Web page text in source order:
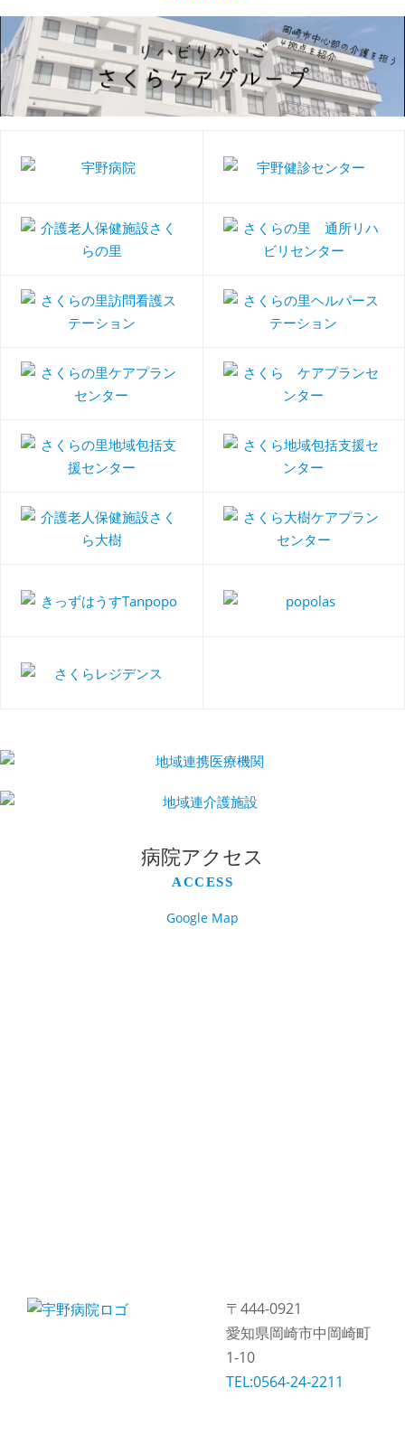
病院アクセス
ACCESS
Google Map
〒444-0921
愛知県岡崎市中岡崎町
1-10
TEL:0564-24-2211